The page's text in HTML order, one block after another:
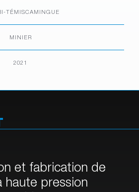
TÉMISCAMINGUE
MINIER
2021
et fabrication de
haute pression